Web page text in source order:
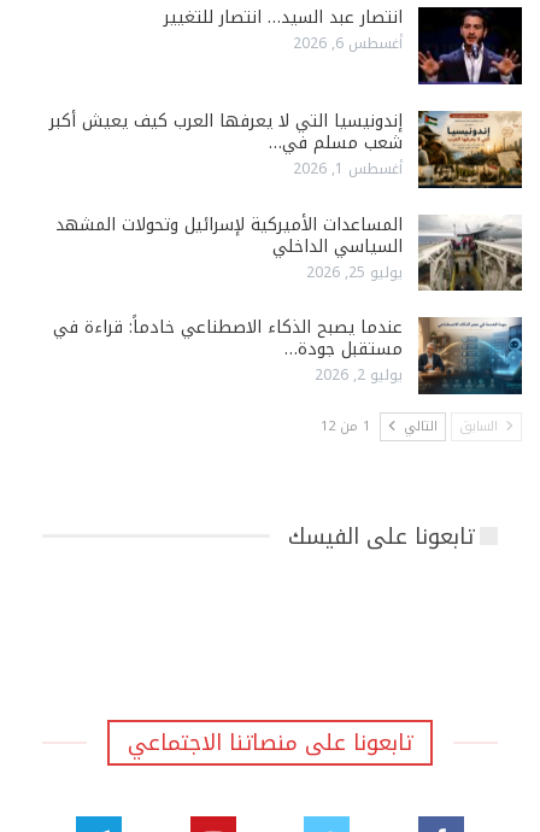
انتصار عبد السيد… انتصار للتغيير
أغسطس 6, 2026
إندونيسيا التي لا يعرفها العرب كيف يعيش أكبر
شعب مسلم في…
أغسطس 1, 2026
المساعدات الأميركية لإسرائيل وتحولات المشهد
السياسي الداخلي
يوليو 25, 2026
عندما يصبح الذكاء الاصطناعي خادماً: قراءة في
مستقبل جودة…
يوليو 2, 2026
السابق التالي 1 من 12
تابعونا على الفيسك
تابعونا على منصاتنا الاجتماعي